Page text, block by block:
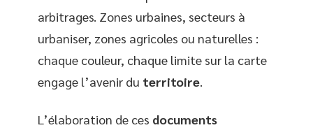
arbitrages. Zones urbaines, secteurs à
urbaniser, zones agricoles ou naturelles :
chaque couleur, chaque limite sur la carte
engage l’avenir du territoire.
L’élaboration de ces documents